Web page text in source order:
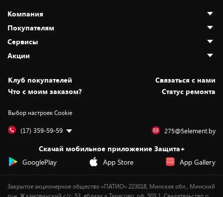
Компания
О нас
Адреса магазинов
Новости
Статьи и обзоры
Вакансии
Дай пять добру!
Покупателям
Как сделать заказ
Оплата и доставка
Безналичный расчёт
Обмен и возврат товара
Обработка персональных данных
Подарочные карты
Сервисы
Установка техники
Для игровых консолей
Для мобильных устройств
Для компьютеров
Сервисные центры
Акции
Скидки и промокоды
Белорусские товары
Бонусы
Оплата частями
Новинки
Клуб покупателей
Cвязаться с нами
Что с моим заказом?
Статус ремонта
Выбор настроек Cookie
(17) 359-59-59 275@5element.by
Скачай мобильное приложение Защита+
GooglePlay
App Store App Gallery
Закрытое акционерное общество «ПАТИО» 223018, Минская обл., Минский